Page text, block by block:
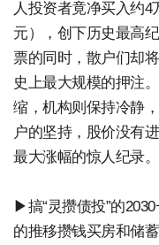
人投资者竟净买入约4
元），创下历史最高
票的同时，散户们却
史上最大规模的押注
缩，机构则保持冷静
户的坚持，股价没有
最大涨幅的惊人纪录。
▶搞“灵攒债投”的
的推移攒钱买房和储